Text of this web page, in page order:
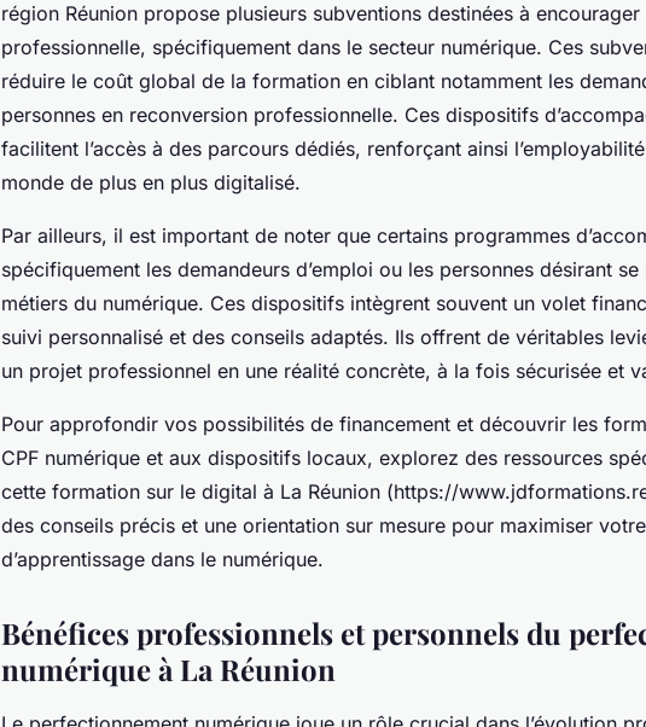
région Réunion propose plusieurs subventions destinées à
professionnelle, spécifiquement dans le secteur numérique. Ces
réduire le coût global de la formation en ciblant notamment les
personnes en reconversion professionnelle. Ces dispositifs
facilitent l’accès à des parcours dédiés, renforçant ainsi
monde de plus en plus digitalisé.
Par ailleurs, il est important de noter que certains programmes
spécifiquement les demandeurs d’emploi ou les personnes désirant
métiers du numérique. Ces dispositifs intègrent souvent un volet
suivi personnalisé et des conseils adaptés. Ils offrent de véritables
un projet professionnel en une réalité concrète, à la fois sécurisée et
Pour approfondir vos possibilités de financement et découvrir les
CPF numérique et aux dispositifs locaux, explorez des ressources
cette formation sur le digital à La Réunion (https://
des conseils précis et une orientation sur mesure pour maximiser
d’apprentissage dans le numérique.
Bénéfices professionnels et personnels du
numérique à La Réunion